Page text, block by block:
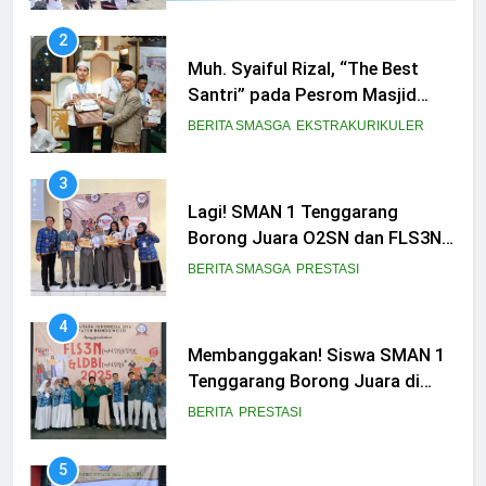
3
Lagi! SMAN 1 Tenggarang
Borong Juara O2SN dan FLS3N
Seni 2025
BERITA SMASGA PRESTASI
4
Membanggakan! Siswa SMAN 1
Tenggarang Borong Juara di
Ajang FLS3N dan LDBI
BERITA PRESTASI
5
SEGA kembali Membawa Trophy
Juara untuk Smasga
BERITA EKSTRAKURIKULER
6